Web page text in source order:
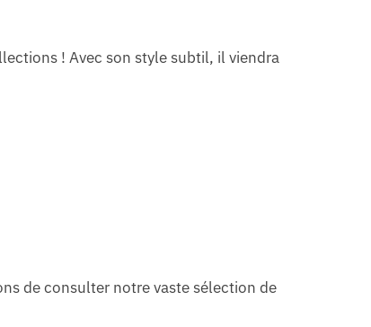
! Avec son style subtil, il viendra
de consulter notre vaste sélection de